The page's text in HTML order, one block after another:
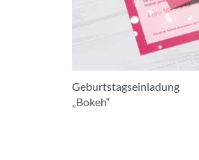
Geburtstagseinladung
„Bokeh“